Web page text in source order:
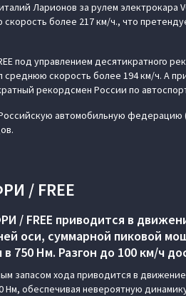
Ларионов за рулем электрокара
более 217 км/ч., что
под управлением десятикратного
среднюю скорость более 194 км/ч. А
рекордсмен России по
автомобильную федерацию
/ FREE
/ FREE приводится в
оси, суммарной пиковой
Нм. Разгон до 100 км/ч
запасом хода приводится в
обеспечивая невероятную